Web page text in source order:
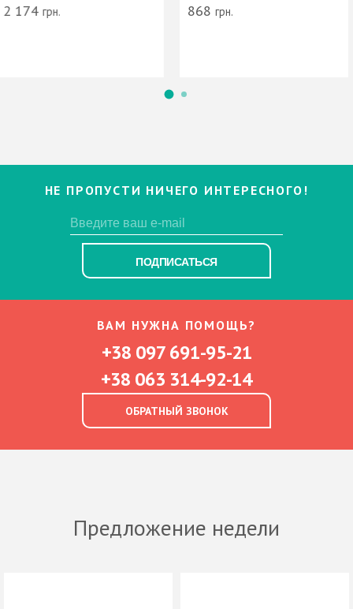
2 174грн. 868грн.
НЕ ПРОПУСТИ НИЧЕГО ИНТЕРЕСНОГО!
ПОДПИСАТЬСЯ
ВАМ НУЖНА ПОМОЩЬ?
+38 097 691-95-21
+38 063 314-92-14
ОБРАТНЫЙ ЗВОНОК
Предложение недели